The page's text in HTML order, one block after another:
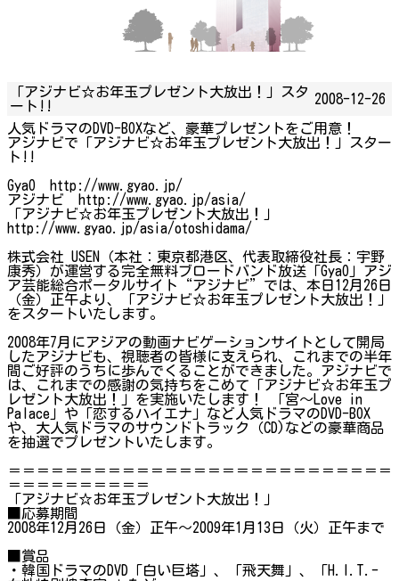
「アジナビ☆お年玉プレゼント大放出！」スタ
ート!!
2008-12-26
人気ドラマのDVD-BOXなど、豪華プレゼントをご用意！
アジナビで「アジナビ☆お年玉プレゼント大放出！」スター
ト!!
GyaO http://www.gyao.jp/
アジナビ http://www.gyao.jp/asia/
「アジナビ☆お年玉プレゼント大放出！」
http://www.gyao.jp/asia/otoshidama/
株式会社 USEN（本社：東京都港区、代表取締役社長：宇野
康秀）が運営する完全無料ブロードバンド放送「GyaO」アジ
ア芸能総合ポータルサイト“アジナビ”では、本日12月26日
（金）正午より、「アジナビ☆お年玉プレゼント大放出！」
をスタートいたします。
2008年7月にアジアの動画ナビゲーションサイトとして開局
したアジナビも、視聴者の皆様に支えられ、これまでの半年
間ご好評のうちに歩んでくることができました。アジナビで
は、これまでの感謝の気持ちをこめて「アジナビ☆お年玉プ
レゼント大放出！」を実施いたします！ 「宮～Love in
Palace」や「恋するハイエナ」など人気ドラマのDVD-BOX
や、大人気ドラマのサウンドトラック（CD)などの豪華商品
を抽選でプレゼントいたします。
＝＝＝＝＝＝＝＝＝＝＝＝＝＝＝＝＝＝＝＝＝＝＝＝＝＝＝
＝＝＝＝＝＝＝＝＝＝
「アジナビ☆お年玉プレゼント大放出！」
■応募期間
2008年12月26日（金）正午～2009年1月13日（火）正午まで
■賞品
・韓国ドラマのDVD「白い巨塔」、「飛天舞」、「H.I.T.-